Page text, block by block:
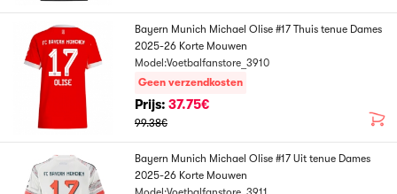
Bayern Munich Michael Olise #17 Thuis tenue Dames
2025-26 Korte Mouwen
Model:Voetbalfanstore_3910
Geen verzendkosten
Prijs: 37.75€
99.38€
Bayern Munich Michael Olise #17 Uit tenue Dames
2025-26 Korte Mouwen